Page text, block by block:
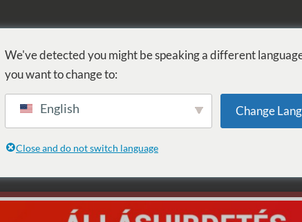
Rockmilady
We've detected you might be speaking a different
you want to change to:
English Change
Close and do not switch language